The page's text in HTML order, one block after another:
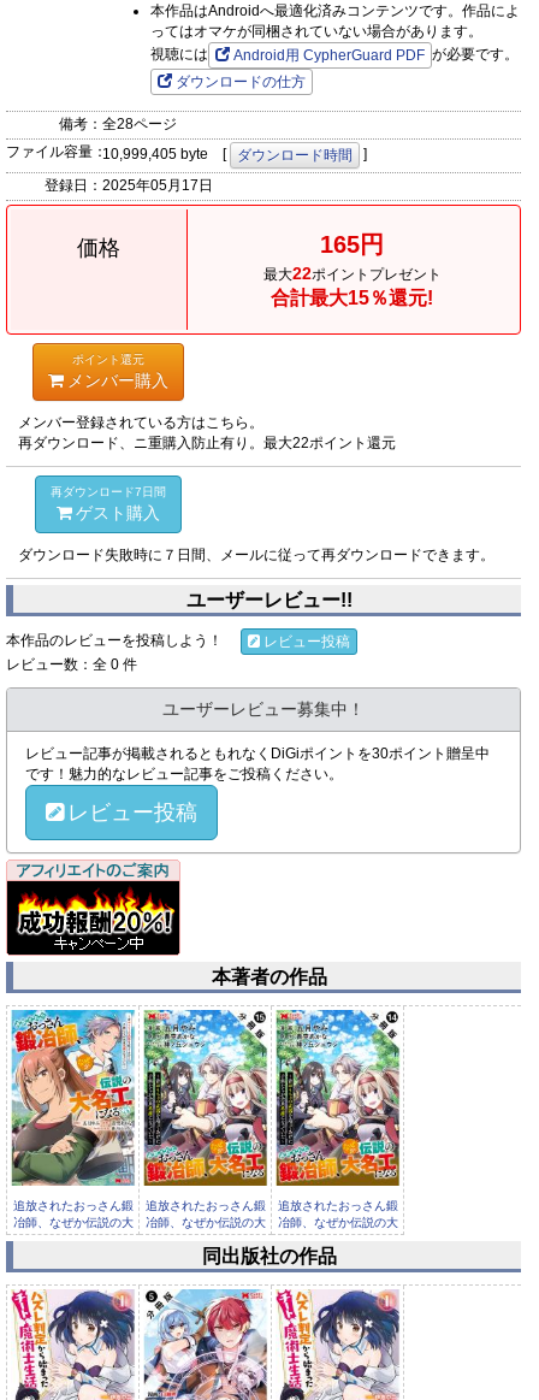
本作品はAndroidへ最適化済みコンテンツです。作品によ
ってはオマケが同梱されていない場合があります。
視聴には
Android用 CypherGuard PDF が必要です。
ダウンロードの仕方
備考： 全28ページ
ファイル容量：10,999,405 byte [ ダウンロード時間
]
登録日： 2025年05月17日
価格 165円
最大22ポイントプレゼント
合計最大15％還元!
ポイント還元
メンバー購入
メンバー登録されている方はこちら。
再ダウンロード、ニ重購入防止有り。最大22ポイント還元
再ダウンロード7日間
ゲスト購入
ダウンロード失敗時に７日間、メールに従って再ダウンロードできます。
ユーザーレビュー!!
本作品のレビューを投稿しよう！
レビュー投稿
レビュー数：全 0 件
ユーザーレビュー募集中！
レビュー記事が掲載されるともれなくDiGiポイントを30ポイント贈呈中
です！魅力的なレビュー記事をご投稿ください。
レビュー投稿
本著者の作品
追放されたおっさん鍛
冶師、なぜか伝説の大
名工にな...
追放されたおっさん鍛
冶師、なぜか伝説の大
名工にな...
追放されたおっさん鍛
冶師、なぜか伝説の大
名工にな...
同出版社の作品